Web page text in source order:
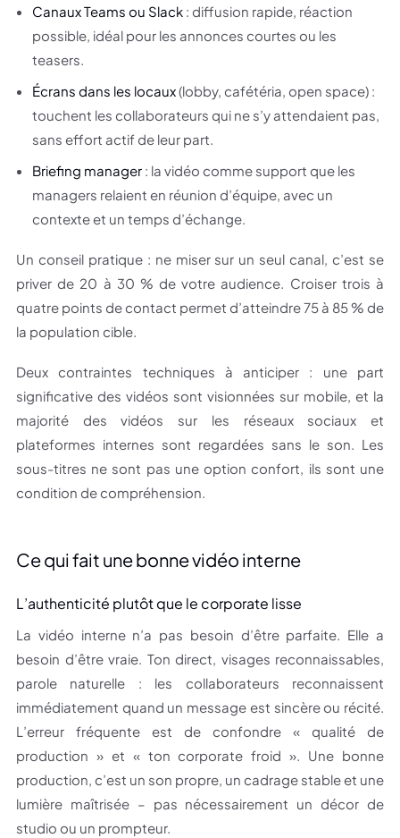
Canaux Teams ou Slack : diffusion rapide, réaction
possible, idéal pour les annonces courtes ou les
teasers.
Écrans dans les locaux(lobby, cafétéria, open space) :
touchent les collaborateurs qui ne s’y attendaient pas,
sans effort actif de leur part.
Briefing manager : la vidéo comme support que les
managers relaient en réunion d’équipe, avec un
contexte et un temps d’échange.
Un conseil pratique : ne miser sur un seul canal, c’est se
priver de 20 à 30 % de votre audience. Croiser trois à
quatre points de contact permet d’atteindre 75 à 85 % de
la population cible.
Deux contraintes techniques à anticiper : une part
significative des vidéos sont visionnées sur mobile, et la
majorité des vidéos sur les réseaux sociaux et
plateformes internes sont regardées sans le son. Les
sous-titres ne sont pas une option confort, ils sont une
condition de compréhension.
Ce qui fait une bonne vidéo interne
L’authenticité plutôt que le corporate lisse
La vidéo interne n’a pas besoin d’être parfaite. Elle a
besoin d’être vraie. Ton direct, visages reconnaissables,
parole naturelle : les collaborateurs reconnaissent
immédiatement quand un message est sincère ou récité.
L’erreur fréquente est de confondre « qualité de
production » et « ton corporate froid ». Une bonne
production, c’est un son propre, un cadrage stable et une
lumière maîtrisée – pas nécessairement un décor de
studio ou un prompteur.